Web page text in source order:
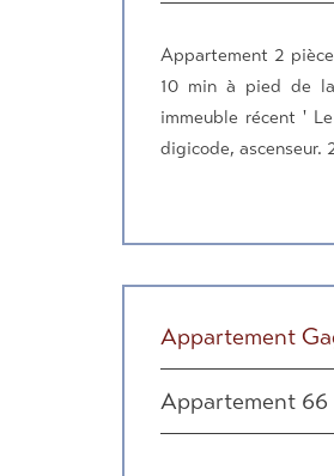
Appartement 2
10 min à pied de
immeuble récent '
digicode, ascenseur.
Appartement
Appartement 66